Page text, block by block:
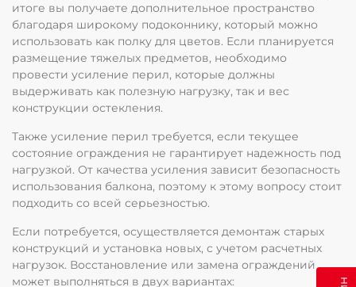
итоге вы получаете дополнительное пространство
благодаря широкому подоконнику, который можно
использовать как полку для цветов. Если планируется
размещение тяжелых предметов, необходимо
провести усиление перил, которые должны
выдерживать как полезную нагрузку, так и вес
конструкции остекления.
Также усиление перил требуется, если текущее
состояние ограждения не гарантирует надежность под
нагрузкой. От качества усиления зависит безопасность
использования балкона, поэтому к этому вопросу стоит
подходить со всей серьезностью.
Если потребуется, осуществляется демонтаж старых
конструкций и установка новых, с учетом расчетных
нагрузок. Восстановление или замена ограждений
может выполняться в двух вариантах: